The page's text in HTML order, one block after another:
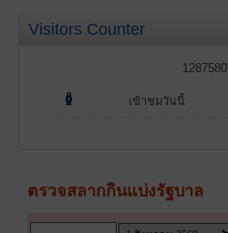
Visitors Counter
1287580
เข้าชมวันนี้